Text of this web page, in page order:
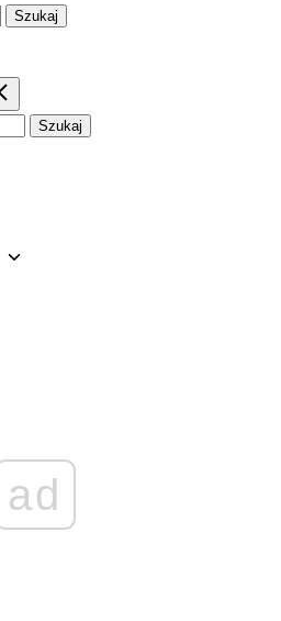
Szukaj
Szukaj
ad